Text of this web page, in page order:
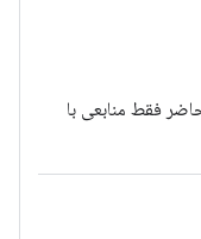
فقط منابعی با